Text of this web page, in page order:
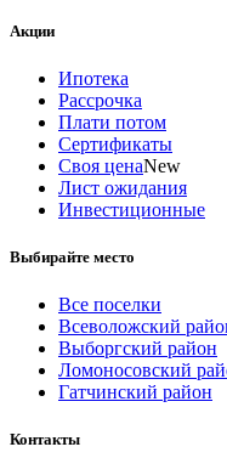
Акции
Ипотека
Рассрочка
Плати потом
Сертификаты
Своя ценаNew
Лист ожидания
Инвестиционные
Выбирайте место
Все поселки
Всеволожский
Выборгский район
Ломоносовский
Гатчинский район
Контакты